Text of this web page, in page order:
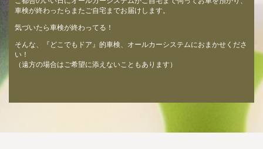
車検が終わったらまたご自宅までお届けします。
気づいたら車検が終わってる！
そんな、『どこでもドア』的車検、オールカーシステムにおまかせくださ
い！
（遠方の場合はご希望に添えないこともあります）